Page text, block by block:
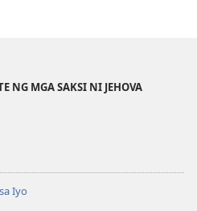
NG MGA SAKSI NI JEHOVA
Iyo